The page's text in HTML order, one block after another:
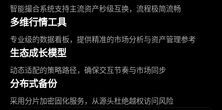
智能撮合系统支持主流资产秒级互换，流程极简流畅
多维行情工具
专业级的数据看板，提供精准的市场分析与资产管理参考
生态成长模型
动态适配的策略路径，确保交互节奏与市场同步
分布式备份
采用分片加密固化服务，从源头杜绝越权访问风险